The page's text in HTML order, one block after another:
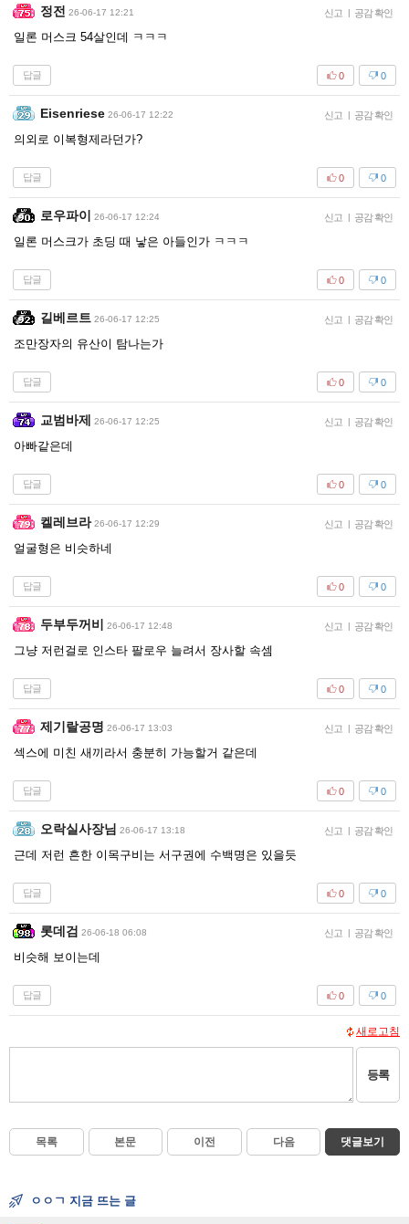
정전 26-06-17 12:21 신고 공감 확인
일론 머스크 54살인데 ㅋㅋㅋ
답글 0
0
Eisenriese 26-06-17 12:22 신고 공감 확인
의외로 이복형제라던가?
답글 0
0
로우파이 26-06-17 12:24 신고 공감 확인
일론 머스크가 초딩 때 낳은 아들인가 ㅋㅋㅋ
답글 0
0
길베르트 26-06-17 12:25 신고 공감 확인
조만장자의 유산이 탐나는가
답글 0
0
교범바제 26-06-17 12:25 신고 공감 확인
아빠같은데
답글 0
0
켈레브라 26-06-17 12:29 신고 공감 확인
얼굴형은 비슷하네
답글 0
0
두부두꺼비 26-06-17 12:48 신고 공감 확인
그냥 저런걸로 인스타 팔로우 늘려서 장사할 속셈
답글 0
0
제기랄공명 26-06-17 13:03 신고 공감 확인
섹스에 미친 새끼라서 충분히 가능할거 같은데
답글 0
0
오락실사장님 26-06-17 13:18 신고 공감 확인
근데 저런 흔한 이목구비는 서구권에 수백명은 있을듯
답글 0
0
롯데검 26-06-18 06:08 신고 공감 확인
비슷해 보이는데
답글 0
0
새로고침
등록
목록 본문 이전 다음 댓글보기
ㅇㅇㄱ 지금 뜨는 글